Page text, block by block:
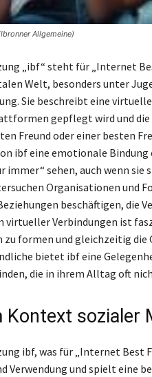
Allgemeine)
„ibf“ steht für „Internet
Welt, besonders unter
Sie beschreibt eine
gepflegt wird und die
Freund oder einer besten
ibf eine emotionale
immer“ sehen, auch wenn
Organisationen und
beschäftigen, die
virtueller Verbindungen ist
zu formen und gleichzeitig die
bietet ibf eine
die in ihrem Alltag oft
Kontext sozialer
ibf, was für „Internet Best
Verwendung und spielt eine